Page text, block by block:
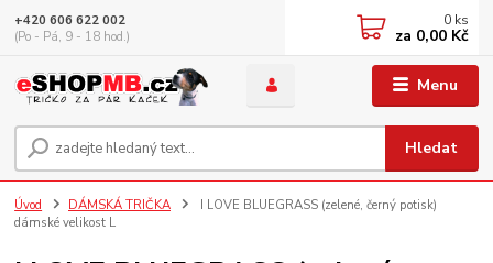
Menu
Hledat
+420 606 622 002
(Po - Pá, 9 - 18 hod.)
0 ks
za 0,00 Kč
Úvod DÁMSKÁ TRIČKA
I LOVE BLUEGRASS (zelené, černý potisk)
dámské velikost L